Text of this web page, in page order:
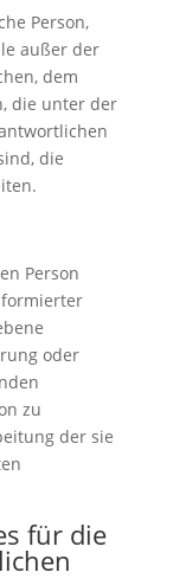
Person,
außer der
dem
die unter der
die
Person
oder
zu
der sie
für die